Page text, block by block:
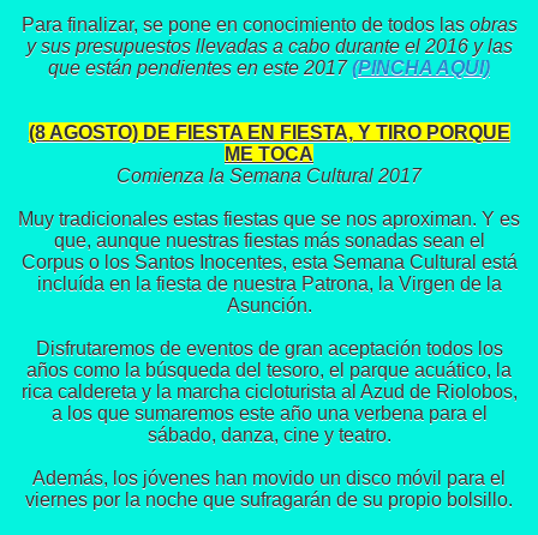
Para finalizar, se pone en conocimiento de todos lasobras
y sus presupuestos llevadas a cabo durante el 2016 y las
que están pendientes en este 2017 (PINCHA AQUI)
(8 AGOSTO) DE FIESTA EN FIESTA, Y TIRO PORQUE
ME TOCA
Comienza la Semana Cultural 2017
Muy tradicionales estas fiestas que se nos aproximan. Y es
que, aunque nuestras fiestas más sonadas sean el
Corpus o los Santos Inocentes, esta Semana Cultural está
incluída en la fiesta de nuestra Patrona, la Virgen de la
Asunción.
Disfrutaremos de eventos de gran aceptación todos los
años como la búsqueda del tesoro, el parque acuático, la
rica caldereta y la marcha cicloturista al Azud de Riolobos,
a los que sumaremos este año una verbena para el
sábado, danza, cine y teatro.
Además, los jóvenes han movido un disco móvil para el
viernes por la noche que sufragarán de su propio bolsillo.